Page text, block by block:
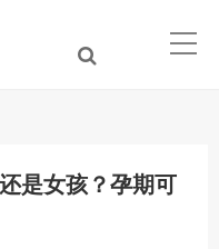
是女孩？孕期可